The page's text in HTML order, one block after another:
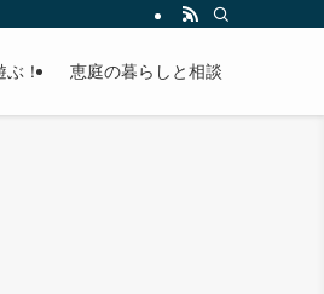
ぶ！ 恵庭の暮らしと相談